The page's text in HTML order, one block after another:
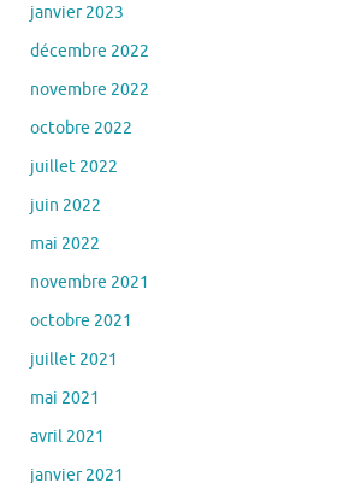
janvier 2023
décembre 2022
novembre 2022
octobre 2022
juillet 2022
juin 2022
mai 2022
novembre 2021
octobre 2021
juillet 2021
mai 2021
avril 2021
janvier 2021